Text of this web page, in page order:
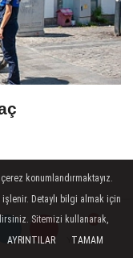
Yorumlar
Yorumlar
konumlandırmaktayız.
işlenir. Detaylı bilgi almak için
Sitemizi kullanarak,
AYRINTILAR TAMAM